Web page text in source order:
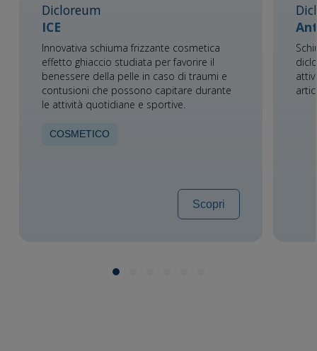
Dicloreum
ICE
Innovativa schiuma frizzante cosmetica
effetto ghiaccio studiata per favorire il
benessere della pelle in caso di traumi e
contusioni che possono capitare durante
le attività quotidiane e sportive.
COSMETICO
Scopri